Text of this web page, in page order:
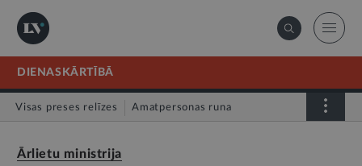
DIENASKĀRTĪBĀ
Visas preses relīzes Amatpersonas runa
Ārlietu ministrija